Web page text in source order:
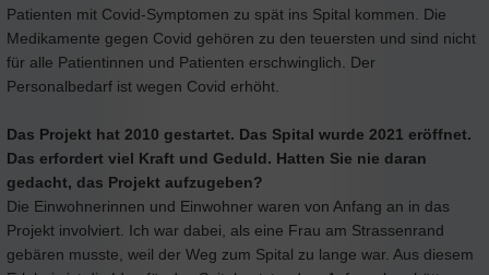
Patienten mit Covid-Symptomen zu spät ins Spital kommen. Die
Medikamente gegen Covid gehören zu den teuersten und sind nicht
für alle Patientinnen und Patienten erschwinglich. Der
Personalbedarf ist wegen Covid erhöht.
Das Projekt hat 2010 gestartet. Das Spital wurde 2021 eröffnet.
Das erfordert viel Kraft und Geduld. Hatten Sie nie daran
gedacht, das Projekt aufzugeben?
Die Einwohnerinnen und Einwohner waren von Anfang an in das
Projekt involviert. Ich war dabei, als eine Frau am Strassenrand
gebären musste, weil der Weg zum Spital zu lange war. Aus diesem